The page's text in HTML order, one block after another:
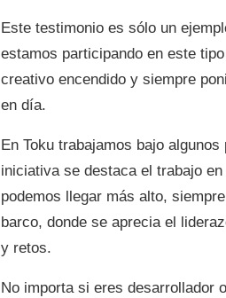
Este testimonio es sólo un
estamos participando en este
creativo encendido y siempre
en día.
En Toku trabajamos bajo
iniciativa se destaca el trabajo
podemos llegar más alto,
barco, donde se aprecia el
y retos.
No importa si eres desarrollador